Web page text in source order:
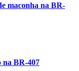
maconha na BR-
na BR-407